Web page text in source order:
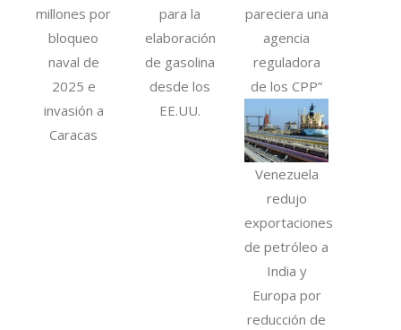
millones por
bloqueo
naval de
2025 e
invasión a
Caracas
para la
elaboración
de gasolina
desde los
EE.UU.
pareciera una
agencia
reguladora
de los CPP”
Venezuela
redujo
exportaciones
de petróleo a
India y
Europa por
reducción de